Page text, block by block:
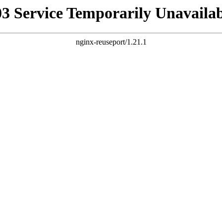
Service Temporarily
nginx-reuseport/1.21.1